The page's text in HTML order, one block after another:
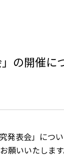
の開催
表会」につ
いいたします